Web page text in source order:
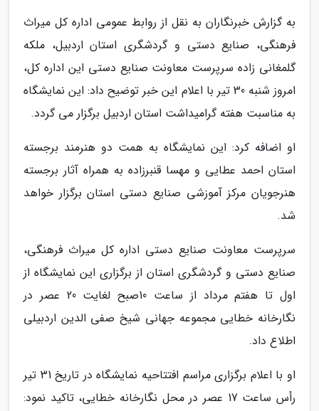
به گزارش خبرنگاران به نقل از روابط عمومی اداره کل میراث
فرهنگی، صنایع دستی و گردشگری استان اردبیل، ملکه
گلمغانی زاده سرپرست معاونت صنایع دستی این اداره کل،
امروز شنبه 30 تیر با اعلام این خبر توضیح داد: این نمایشگاه
به مناسبت هفته گرامیداشت استان اردبیل برگزار می گردد.
او اضافه کرد: این نمایشگاه به همت دو هنرمند برجسته
استان احمد عطایی و مهسا قنبرزاده به همراه آثار برجسته
هنرجویان مرکز آموزشی صنایع دستی استان برگزار خواهد
شد.
سرپرست معاونت صنایع دستی اداره کل میراث فرهنگی،
صنایع دستی و گردشگری استان از برگزاری این نمایشگاه از
اول تا هفتم مرداد از ساعت 10صبح لغایت 20 عصر در
نگارخانه خطایی مجموعه جهانی شیخ صفی الدین اردبیلی
اطلاع داد.
او با اعلام برگزاری مراسم افتتاحیه نمایشگاه در تاریخ 31 تیر
رأس ساعت 17 عصر در محل نگارخانه خطایی، تاکید نمود: